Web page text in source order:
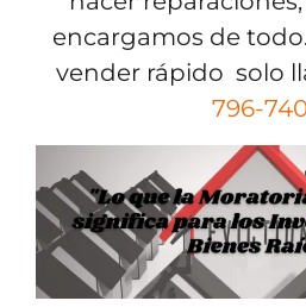
encargamos de
vender rápido solo
796-